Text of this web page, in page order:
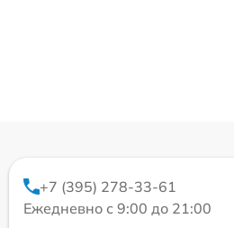
+7 (395) 278-33-61
Ежедневно с 9:00 до 21:00